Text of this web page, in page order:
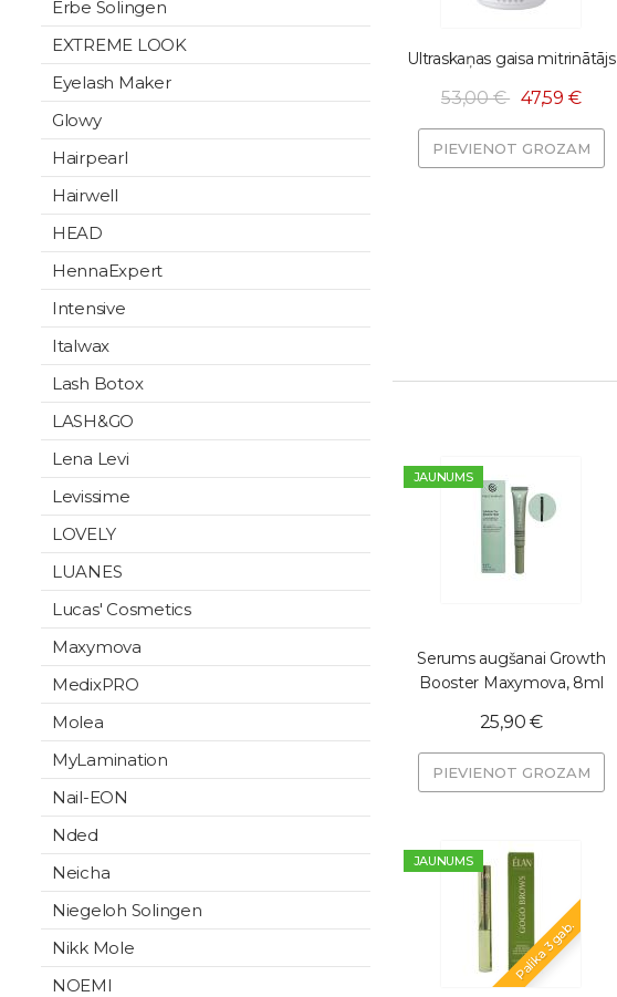
Erbe Solingen
EXTREME LOOK
Eyelash Maker
Glowy
Hairpearl
Hairwell
HEAD
HennaExpert
Intensive
Italwax
Lash Botox
LASH&GO
Lena Levi
Levissime
LOVELY
LUANES
Lucas' Cosmetics
Maxymova
MedixPRO
Molea
MyLamination
Nail-EON
Nded
Neicha
Niegeloh Solingen
Nikk Mole
NOEMI
Ultraskaņas gaisa mitrinātājs
53,00 € 47,59 €
PIEVIENOT GROZAM
JAUNUMS
Serums augšanai Growth
Booster Maxymova, 8ml
25,90 €
PIEVIENOT GROZAM
JAUNUMS
Palika 3 gab.